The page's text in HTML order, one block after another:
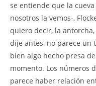
se entiende que la
nosotros la vemos-,
quiero decir, la
dije antes, no parece un
bien algo hecho presa
momento. Los números
parece haber relación